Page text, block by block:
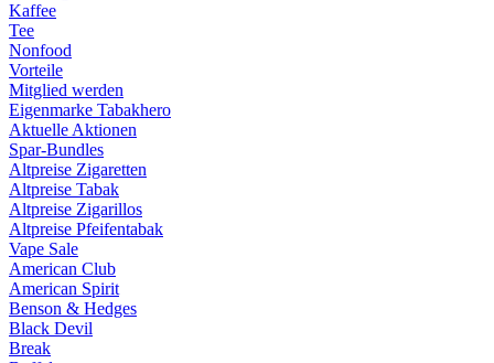
Kaffee
Tee
Nonfood
Vorteile
Mitglied werden
Eigenmarke Tabakhero
Aktuelle Aktionen
Spar-Bundles
Altpreise Zigaretten
Altpreise Tabak
Altpreise Zigarillos
Altpreise Pfeifentabak
Vape Sale
American Club
American Spirit
Benson & Hedges
Black Devil
Break